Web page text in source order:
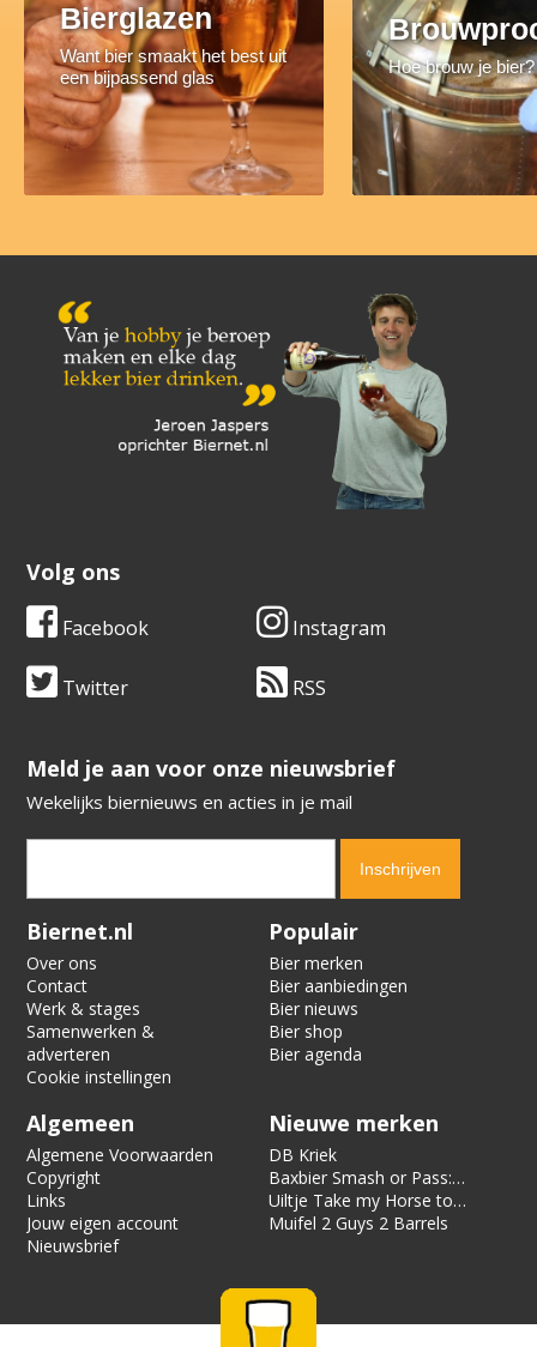
Bierglazen
Want bier smaakt het best uit
een bijpassend glas
Hoe brouw je bier?
Volg ons
Facebook Instagram
Twitter RSS
​​​​​​​Meld je aan voor onze nieuwsbrief
Wekelijks biernieuws en acties in je mail
Verification code:
Biernet.nl
Over ons
Contact
Werk & stages
Samenwerken &
adverteren
Cookie instellingen
Populair
Bier merken
Bier aanbiedingen
Bier nieuws
Bier shop
Bier agenda
Algemeen
Algemene Voorwaarden
Copyright
Links
Jouw eigen account
Nieuwsbrief
Nieuwe merken
DB Kriek
Baxbier Smash or Pass:
Strata
Uiltje Take my Horse to
the Hotel Room
Muifel 2 Guys 2 Barrels